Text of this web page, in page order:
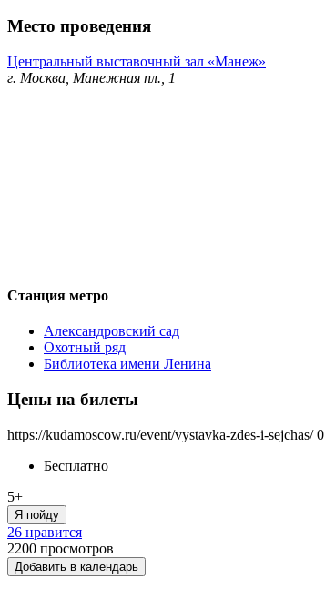
Место проведения
Центральный выставочный зал «Манеж»
г. Москва, Манежная пл., 1
Станция метро
Александровский сад
Охотный ряд
Библиотека имени Ленина
Цены на билеты
https://kudamoscow.ru/event/vystavka-zdes-i-sejchas/ 0
Бесплатно
5+
Я пойду
26 нравится
2200 просмотров
Добавить в календарь